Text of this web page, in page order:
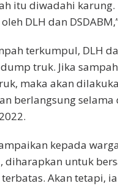
itu diwadahi
DLH dan
terkumpul, DLH
truk. Jika
maka akan
berlangsung
kepada
diharapkan untuk
Akan tetapi,